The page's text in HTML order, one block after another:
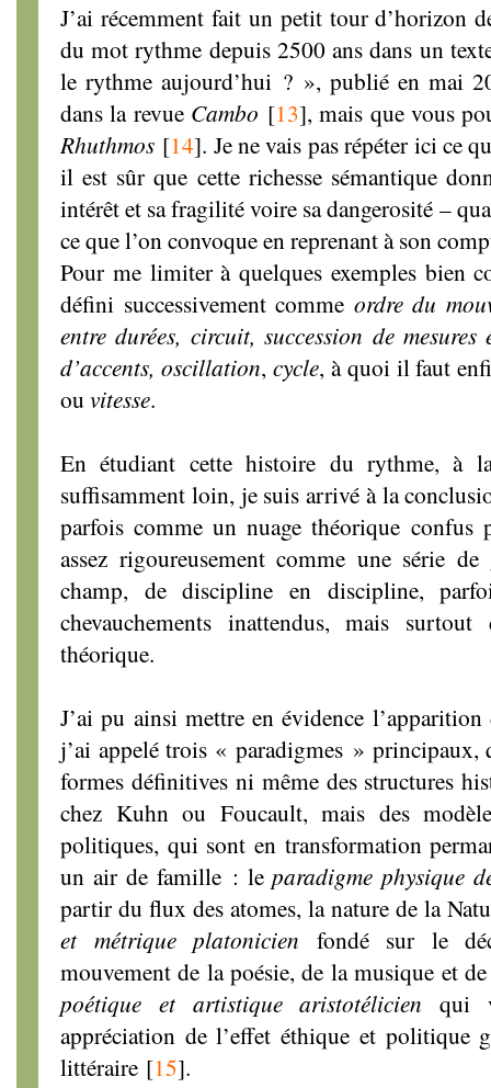
J’ai récemment fait un petit tour d’horizon
du mot rythme depuis 2500 ans dans un
le rythme aujourd’hui ? », publié en mai
dans la revue Cambo [13], mais que vous
Rhuthmos [14]. Je ne vais pas répéter ici ce
il est sûr que cette richesse sémantique
intérêt et sa fragilité voire sa dangerosité –
ce que l’on convoque en reprenant à son
Pour me limiter à quelques exemples bien
défini successivement comme ordre du
entre durées, circuit, succession de
d’accents, oscillation, cycle, à quoi il faut
ou vitesse.
En étudiant cette histoire du rythme, à
suffisamment loin, je suis arrivé à la
parfois comme un nuage théorique confus
assez rigoureusement comme une série
champ, de discipline en discipline,
chevauchements inattendus, mais
théorique.
J’ai pu ainsi mettre en évidence
j’ai appelé trois « paradigmes »
formes définitives ni même des structures
chez Kuhn ou Foucault, mais des
politiques, qui sont en transformation
un air de famille : leparadigme physique
partir du flux des atomes, la nature de la
et métrique platonicien fondé sur le
mouvement de la poésie, de la musique et
poétique et artistique aristotélicien qui
appréciation de l’effet éthique et politique
littéraire [15].